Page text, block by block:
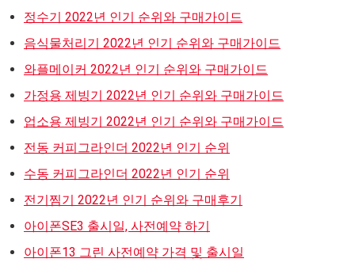
정수기 2022년 인기 순위와 구매가이드
음식물처리기 2022년 인기 순위와 구매가이드
와플메이커 2022년 인기 순위와 구매가이드
가정용 제빙기 2022년 인기 순위와 구매가이드
업소용 제빙기 2022년 인기 순위와 구매가이드
전동 커피그라인더 2022년 인기 순위
수동 커피그라인더 2022년 인기 순위
전기찜기 2022년 인기 순위와 구매후기
아이폰SE3 출시일, 사전예약 하기
아이폰13 그린 사전예약 가격 및 출시일